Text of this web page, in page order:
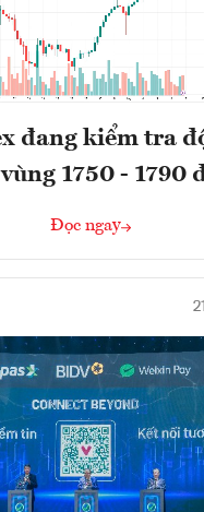
đang kiểm tra
1750 - 1790
Đọc ngay